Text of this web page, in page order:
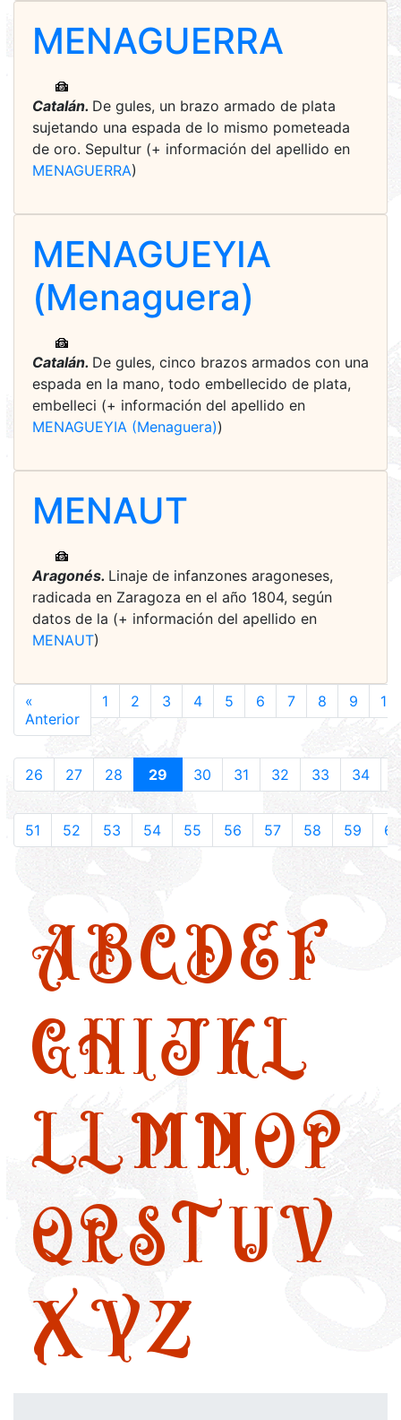
MENAGUERRA
Catalán. De gules, un brazo armado de plata
sujetando una espada de lo mismo pometeada
de oro. Sepultur (+ información del apellido en
MENAGUERRA)
MENAGUEYIA
(Menaguera)
Catalán. De gules, cinco brazos armados con una
espada en la mano, todo embellecido de plata,
embelleci (+ información del apellido en
MENAGUEYIA (Menaguera))
MENAUT
Aragonés. Linaje de infanzones aragoneses,
radicada en Zaragoza en el año 1804, según
datos de la (+ información del apellido en
MENAUT)
«
Anterior
1 2 3 4 5 6 7 8 9 10
26 27 28 29 30 31 32 33 34
51 52 53 54 55 56 57 58 59 60
ABCDEF
GHIJKL
LLMNOP
QRSTUV
XYZ